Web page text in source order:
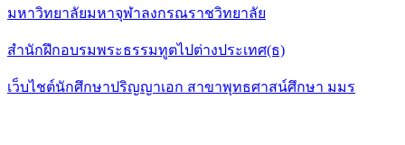
มหาวิทยาลัยมหาจุฬาลงกรณราชวิทยาลัย
สำนักฝึกอบรมพระธรรมทูตไปต่างประเทศ(ธ)
เว็บไชต์นักศึกษาปริญญาเอก สาขาพุทธศาสน์ศึกษา มมร